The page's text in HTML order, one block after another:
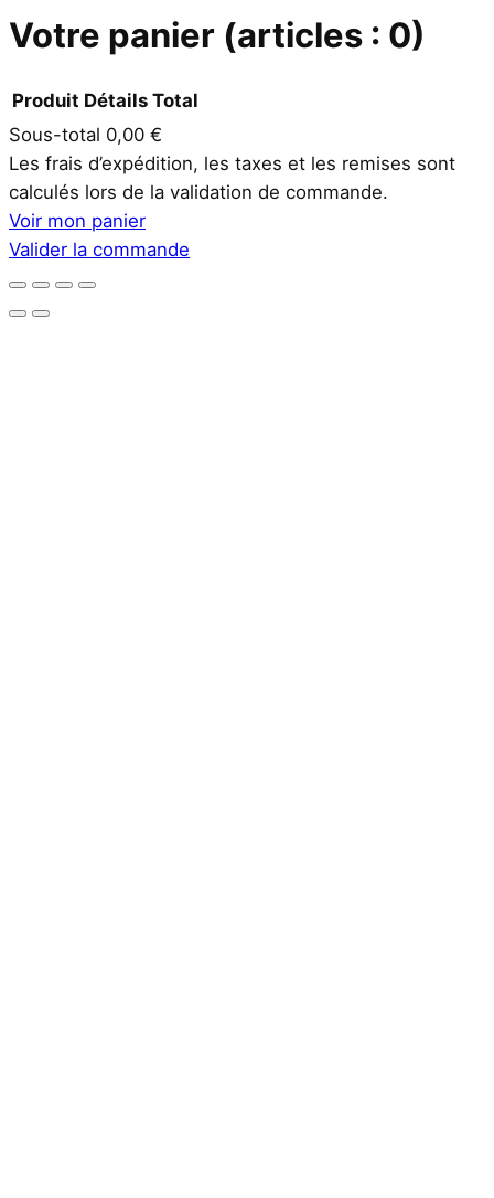
Votre panier (articles : 0)
Produits
dans
le
panier
Produit Détails Total
Sous-total 0,00 €
Les frais d’expédition, les taxes et les remises sont
calculés lors de la validation de commande.
Voir mon panier
Valider la commande